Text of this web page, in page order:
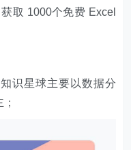
取 1000个免费 Excel
识星球主要以数据分